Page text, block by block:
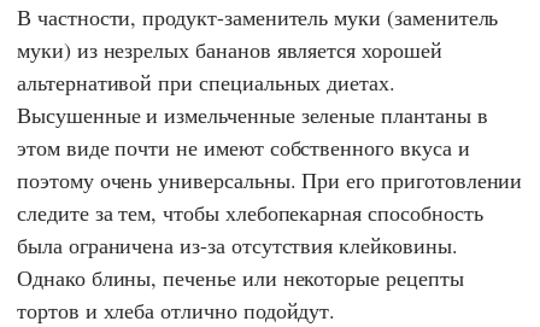
В частности, продукт-заменитель муки (заменитель
муки) из незрелых бананов является хорошей
альтернативой при специальных диетах.
Высушенные и измельченные зеленые плантаны в
этом виде почти не имеют собственного вкуса и
поэтому очень универсальны. При его приготовлении
следите за тем, чтобы хлебопекарная способность
была ограничена из-за отсутствия клейковины.
Однако блины, печенье или некоторые рецепты
тортов и хлеба отлично подойдут.